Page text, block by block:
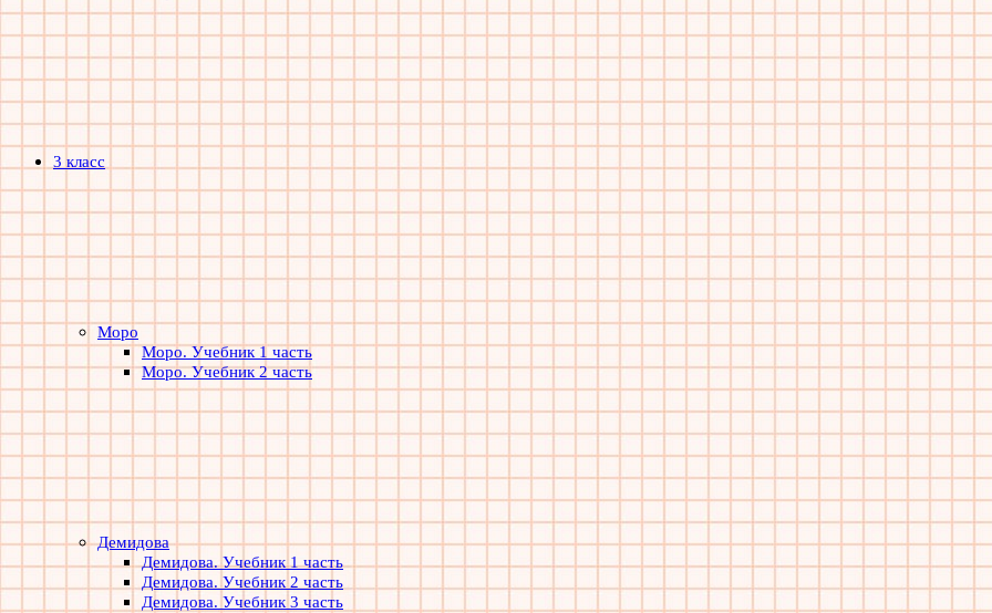
3 класс
Моро
Моро. Учебник 1 часть
Моро. Учебник 2 часть
Демидова
Демидова. Учебник 1 часть
Демидова. Учебник 2 часть
Демидова. Учебник 3 часть